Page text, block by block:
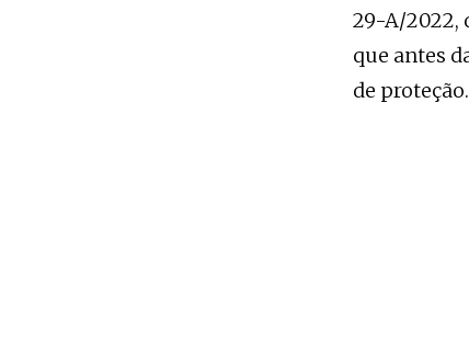
29-A/2022,
que antes
de proteção.